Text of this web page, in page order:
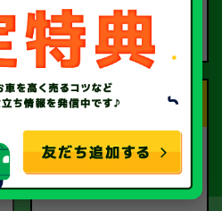
お電話で回答いたしま
す。
Step.4